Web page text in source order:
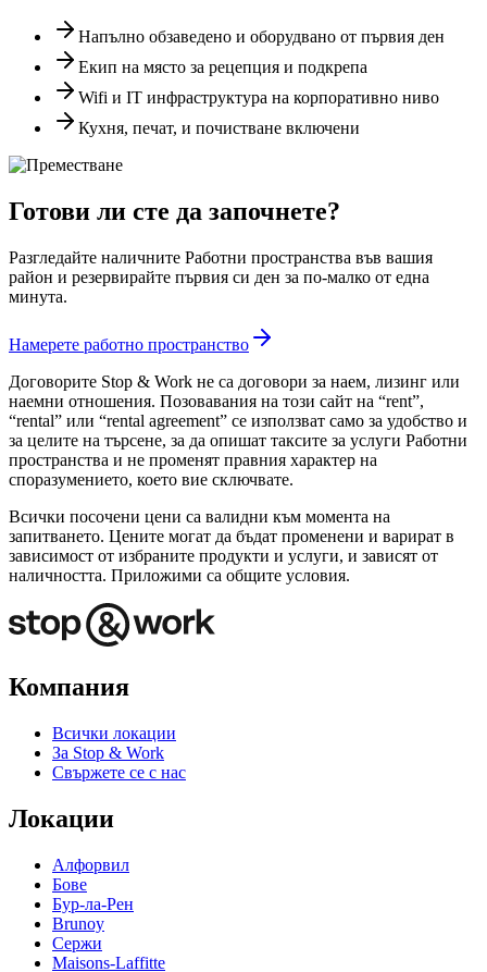
Напълно обзаведено и оборудвано от първия ден
Екип на място за рецепция и подкрепа
Wifi и IT инфраструктура на корпоративно ниво
Кухня, печат, и почистване включени
Готови ли сте да започнете?
Разгледайте наличните Работни пространства във вашия
район и резервирайте първия си ден за по-малко от една
минута.
Намерете работно пространство
Договорите Stop & Work не са договори за наем, лизинг или
наемни отношения. Позовавания на този сайт на “rent”,
“rental” или “rental agreement” се използват само за удобство и
за целите на търсене, за да опишат таксите за услуги Работни
пространства и не променят правния характер на
споразумението, което вие сключвате.
Всички посочени цени са валидни към момента на
запитването. Цените могат да бъдат променени и варират в
зависимост от избраните продукти и услуги, и зависят от
наличността. Приложими са общите условия.
Компания
Всички локации
За Stop & Work
Свържете се с нас
Локации
Алфорвил
Бове
Бур-ла-Рен
Brunoy
Сержи
Maisons-Laffitte